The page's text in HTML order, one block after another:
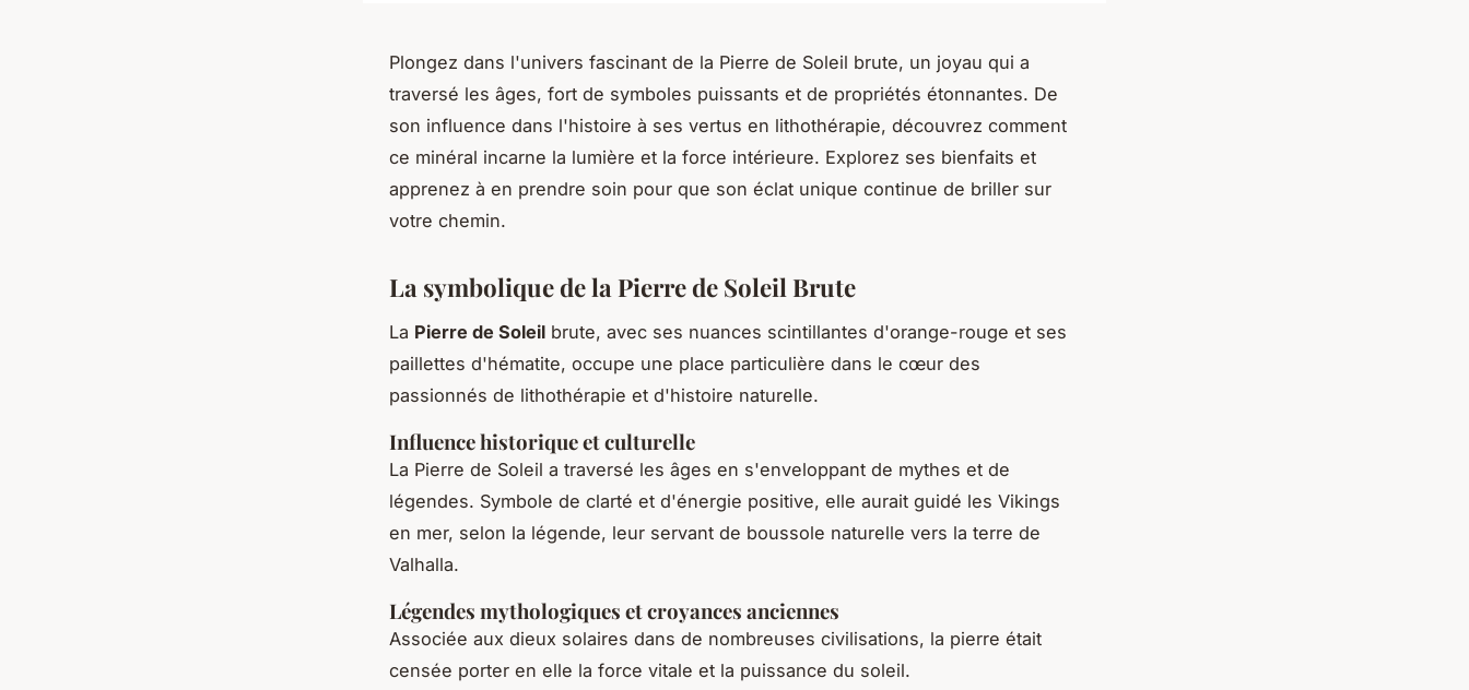
Plongez dans l'univers fascinant de la Pierre de Soleil brute, un joyau qui a
traversé les âges, fort de symboles puissants et de propriétés étonnantes. De
son influence dans l'histoire à ses vertus en lithothérapie, découvrez comment
ce minéral incarne la lumière et la force intérieure. Explorez ses bienfaits et
apprenez à en prendre soin pour que son éclat unique continue de briller sur
votre chemin.
La symbolique de la Pierre de Soleil Brute
La Pierre de Soleil brute, avec ses nuances scintillantes d'orange-rouge et ses
paillettes d'hématite, occupe une place particulière dans le cœur des
passionnés de lithothérapie et d'histoire naturelle.
Influence historique et culturelle
La Pierre de Soleil a traversé les âges en s'enveloppant de mythes et de
légendes. Symbole de clarté et d'énergie positive, elle aurait guidé les Vikings
en mer, selon la légende, leur servant de boussole naturelle vers la terre de
Valhalla.
Légendes mythologiques et croyances anciennes
Associée aux dieux solaires dans de nombreuses civilisations, la pierre était
censée porter en elle la force vitale et la puissance du soleil.